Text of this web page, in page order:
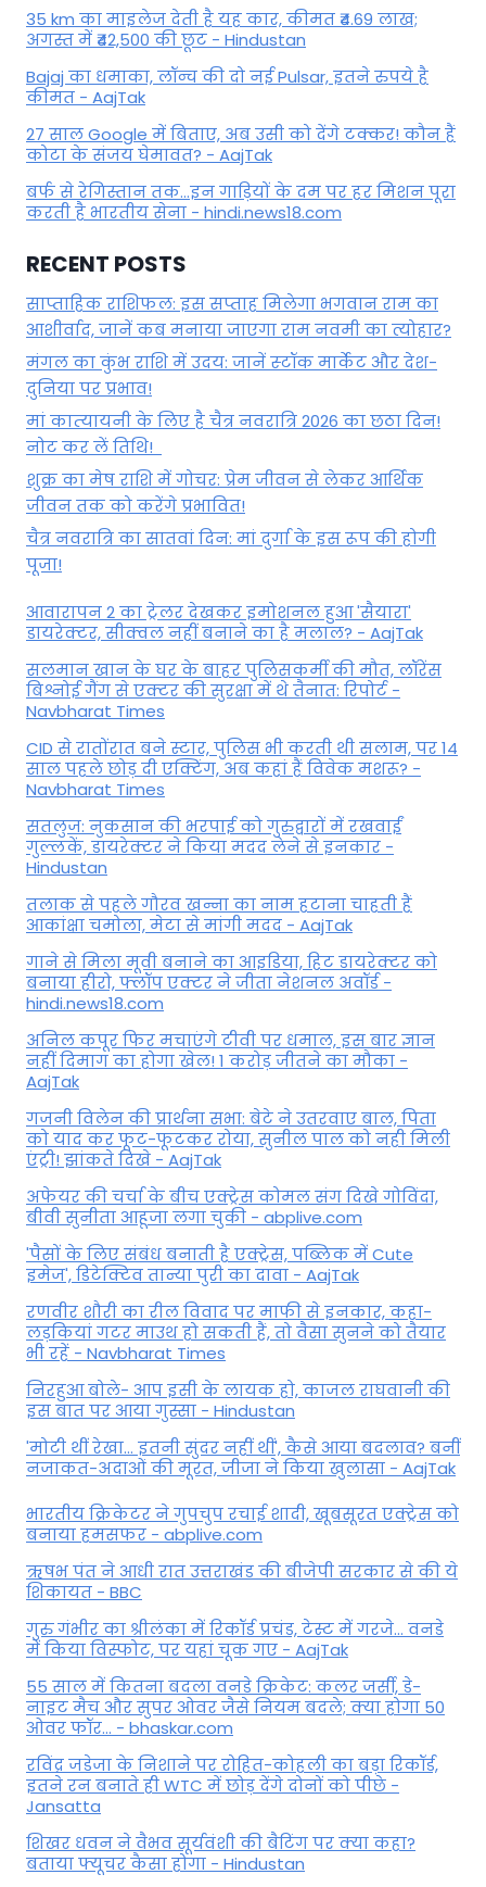
35 km का माइलेज देती है यह कार, कीमत ₹4.69 लाख;
अगस्त में ₹42,500 की छूट - Hindustan
Bajaj का धमाका, लॉन्च की दो नई Pulsar, इतने रुपये है
कीमत - AajTak
27 साल Google में बिताए, अब उसी को देंगे टक्कर! कौन हैं
कोटा के संजय घेमावत? - AajTak
बर्फ से रेगिस्तान तक...इन गाड़ियों के दम पर हर मिशन पूरा
करती है भारतीय सेना - hindi.news18.com
RECENT POSTS
साप्ताहिक राशिफल: इस सप्ताह मिलेगा भगवान राम का
आशीर्वाद, जानें कब मनाया जाएगा राम नवमी का त्योहार?
मंगल का कुंभ राशि में उदय: जानें स्‍टॉक मार्केट और देश-
दुनिया पर प्रभाव!
मां कात्‍यायनी के लिए है चैत्र नवरात्रि 2026 का छठा दिन!
नोट कर लें तिथि!
शुक्र का मेष राशि में गोचर: प्रेम जीवन से लेकर आर्थिक
जीवन तक को करेंगे प्रभावित!
चैत्र नवरात्रि का सातवां दिन: मां दुर्गा के इस रूप की होगी
पूजा!
आवारापन 2 का ट्रेलर देखकर इमोशनल हुआ 'सैयारा'
डायरेक्टर, सीक्वल नहीं बनाने का है मलाल? - AajTak
सलमान खान के घर के बाहर पुलिसकर्मी की मौत, लॉरेंस
बिश्नोई गैंग से एक्टर की सुरक्षा में थे तैनात: रिपोर्ट -
Navbharat Times
CID से रातोंरात बने स्टार, पुलिस भी करती थी सलाम, पर 14
साल पहले छोड़ दी एक्टिंग, अब कहां हैं विवेक मशरू? -
Navbharat Times
सतलुज: नुकसान की भरपाई को गुरुद्वारों में रखवाईं
गुल्लकें, डायरेक्टर ने किया मदद लेने से इनकार -
Hindustan
तलाक से पहले गौरव खन्ना का नाम हटाना चाहती हैं
आकांक्षा चमोला, मेटा से मांगी मदद - AajTak
गाने से मिला मूवी बनाने का आइडिया, हिट डायरेक्टर को
बनाया हीरो, फ्लॉप एक्टर ने जीता नेशनल अवॉर्ड -
hindi.news18.com
अनिल कपूर फिर मचाएंगे टीवी पर धमाल, इस बार ज्ञान
नहीं दिमाग का होगा खेल! 1 करोड़ जीतने का मौका -
AajTak
गजनी विलेन की प्रार्थना सभा: बेटे ने उतरवाए बाल, पिता
को याद कर फूट-फूटकर रोया, सुनील पाल को नही मिली
एंट्री! झांकते दिखे - AajTak
अफेयर की चर्चा के बीच एक्ट्रेस कोमल संग दिखे गोविंदा,
बीवी सुनीता आहूजा लगा चुकी - abplive.com
'पैसों के लिए संबंध बनाती है एक्ट्रेस, पब्लिक में Cute
इमेज', डिटेक्टिव तान्या पुरी का दावा - AajTak
रणवीर शौरी का रील विवाद पर माफी से इनकार, कहा-
लड़कियां गटर माउथ हो सकती हैं, तो वैसा सुनने को तैयार
भी रहें - Navbharat Times
निरहुआ बोले- आप इसी के लायक हो, काजल राघवानी की
इस बात पर आया गुस्सा - Hindustan
'मोटी थीं रेखा... इतनी सुंदर नहीं थीं', कैसे आया बदलाव? बनीं
नजाकत-अदाओं की मूरत, जीजा ने किया खुलासा - AajTak
भारतीय क्रिकेटर ने गुपचुप रचाई शादी, खूबसूरत एक्ट्रेस को
बनाया हमसफर - abplive.com
ऋषभ पंत ने आधी रात उत्तराखंड की बीजेपी सरकार से की ये
शिकायत - BBC
गुरु गंभीर का श्रीलंका में र‍िकॉर्ड प्रचंड, टेस्ट में गरजे... वनडे
में किया व‍िस्फोट, पर यहां चूक गए - AajTak
55 साल में कितना बदला वनडे क्रिकेट: कलर जर्सी, डे-
नाइट मैच और सुपर ओवर जैसे नियम बदले; क्या होगा 50
ओवर फॉर... - bhaskar.com
रविंद्र जडेजा के निशाने पर रोहित-कोहली का बड़ा रिकॉर्ड,
इतने रन बनाते ही WTC में छोड़ देंगे दोनों को पीछे -
Jansatta
शिखर धवन ने वैभव सूर्यवंशी की बैटिंग पर क्या कहा?
बताया फ्यूचर कैसा होगा - Hindustan